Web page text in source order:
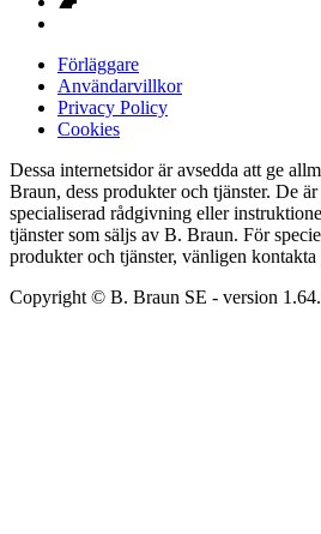
Förläggare
Användarvillkor
Privacy Policy
Cookies
Dessa internetsidor är avsedda att ge
Braun, dess produkter och tjänster. De
specialiserad rådgivning eller
tjänster som säljs av B. Braun. För
produkter och tjänster, vänligen
Copyright © B. Braun SE - version